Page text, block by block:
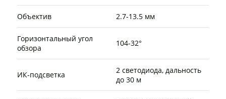
Объектив 2.7-13.5 мм
Горизонтальный угол
обзора
104-32°
ИК-подсветка
2 светодиода, дальность
до 30 м